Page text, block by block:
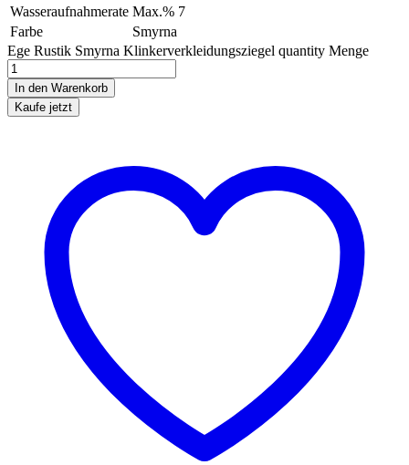
Wasseraufnahmerate Max.% 7
Farbe
Smyrna
Ege Rustik Smyrna Klinkerverkleidungsziegel quantity Menge
In den Warenkorb
Kaufe jetzt